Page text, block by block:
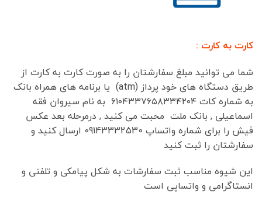
کارت به کارت :
شما می توانید مبلغ سفارشتان را به صورت کارت به کارت از
طریق دستگاه های خود پرداز (atm) یا برنامه های همراه بانک
به شماره کات ۶۱۰۴۳۳۷۶۵۸۳۳۴۲۰۴ به نام سیروان فقه
اسماعیلی , بانک ملت محبت می کنید , درمرحله بعد عکس
فیش را برای شماره واتساپ 09143332530 ارسال کنید و
سفارشتان را ثبت کنید
این شیوه مناسب ثبت سفارشات به شکل پیامکی و تلفنی و
انستاگرامی و واتساپی است